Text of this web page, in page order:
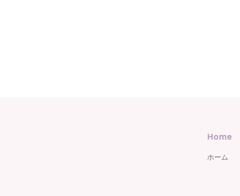
Home
ホーム